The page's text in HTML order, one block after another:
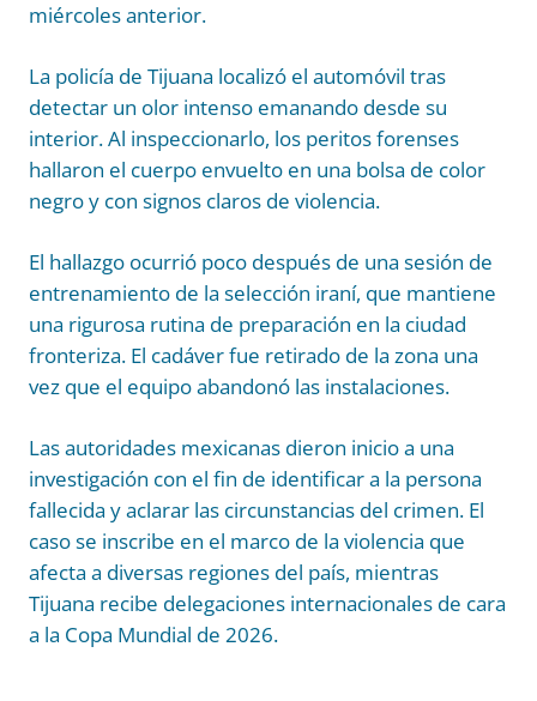
miércoles anterior.
La policía de Tijuana localizó el automóvil tras
detectar un olor intenso emanando desde su
interior. Al inspeccionarlo, los peritos forenses
hallaron el cuerpo envuelto en una bolsa de color
negro y con signos claros de violencia.
El hallazgo ocurrió poco después de una sesión de
entrenamiento de la selección iraní, que mantiene
una rigurosa rutina de preparación en la ciudad
fronteriza. El cadáver fue retirado de la zona una
vez que el equipo abandonó las instalaciones.
Las autoridades mexicanas dieron inicio a una
investigación con el fin de identificar a la persona
fallecida y aclarar las circunstancias del crimen. El
caso se inscribe en el marco de la violencia que
afecta a diversas regiones del país, mientras
Tijuana recibe delegaciones internacionales de cara
a la Copa Mundial de 2026.